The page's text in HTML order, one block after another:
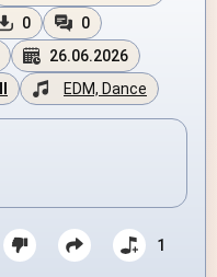
0
0
26.06.2026
EDM, Dance
1